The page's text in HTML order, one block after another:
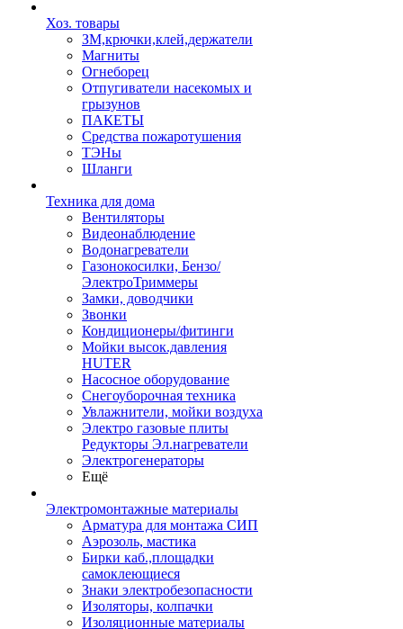
Хоз. товары
ЗМ,крючки,клей,держатели
Магниты
Огнеборец
Отпугиватели насекомых и
грызунов
ПАКЕТЫ
Средства пожаротушения
ТЭНы
Шланги
Техника для дома
Вентиляторы
Видеонаблюдение
Водонагреватели
Газонокосилки, Бензо/
ЭлектроТриммеры
Замки, доводчики
Звонки
Кондиционеры/фитинги
Мойки высок.давления
HUTER
Насосное оборудование
Снегоуборочная техника
Увлажнители, мойки воздуха
Электро газовые плиты
Редукторы Эл.нагреватели
Электрогенераторы
Ещё
Электромонтажные материалы
Арматура для монтажа СИП
Аэрозоль, мастика
Бирки каб.,площадки
самоклеющиеся
Знаки электробезопасности
Изоляторы, колпачки
Изоляционные материалы